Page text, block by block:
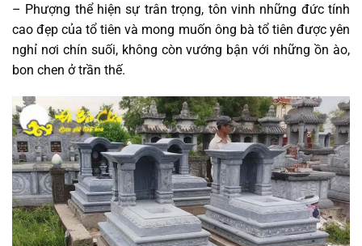
– Phượng thể hiện sự trân trọng, tôn vinh những đức tính
cao đẹp của tổ tiên và mong muốn ông bà tổ tiên được yên
nghỉ nơi chín suối, không còn vướng bận với những ồn ào,
bon chen ở trần thế.